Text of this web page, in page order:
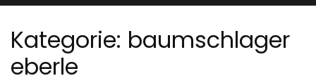
Kategorie: baumschlager
eberle